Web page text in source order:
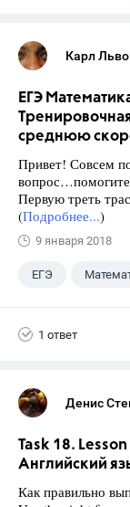
Карл
ЕГЭ
среднюю
Привет! Совсем
Первую треть
(Подробнее...)
9 января 2018
ЕГЭ
1 ответ
Денис
Task 18.
Английский
Как правильно